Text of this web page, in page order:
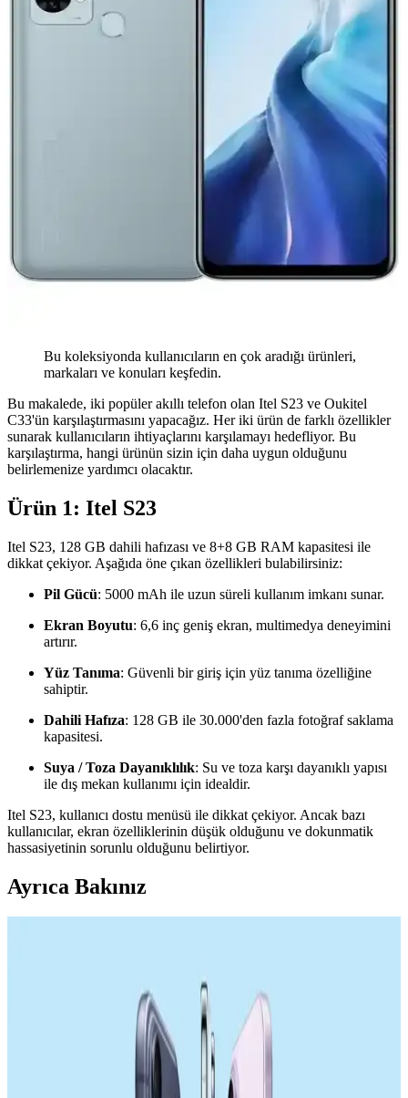
Bu koleksiyonda kullanıcıların en çok aradığı ürünleri,
markaları ve konuları keşfedin.
Bu makalede, iki popüler akıllı telefon olan Itel S23 ve Oukitel
C33'ün karşılaştırmasını yapacağız. Her iki ürün de farklı özellikler
sunarak kullanıcıların ihtiyaçlarını karşılamayı hedefliyor. Bu
karşılaştırma, hangi ürünün sizin için daha uygun olduğunu
belirlemenize yardımcı olacaktır.
Ürün 1: Itel S23
Itel S23, 128 GB dahili hafızası ve 8+8 GB RAM kapasitesi ile
dikkat çekiyor. Aşağıda öne çıkan özellikleri bulabilirsiniz:
Pil Gücü: 5000 mAh ile uzun süreli kullanım imkanı sunar.
Ekran Boyutu: 6,6 inç geniş ekran, multimedya deneyimini
artırır.
Yüz Tanıma: Güvenli bir giriş için yüz tanıma özelliğine
sahiptir.
Dahili Hafıza: 128 GB ile 30.000'den fazla fotoğraf saklama
kapasitesi.
Suya / Toza Dayanıklılık: Su ve toza karşı dayanıklı yapısı
ile dış mekan kullanımı için idealdir.
Itel S23, kullanıcı dostu menüsü ile dikkat çekiyor. Ancak bazı
kullanıcılar, ekran özelliklerinin düşük olduğunu ve dokunmatik
hassasiyetinin sorunlu olduğunu belirtiyor.
Ayrıca Bakınız
Samsung, üç hücreli toplam 18,000 mAh kapasiteli silikon pil
teknolojisiyle akıllı telefonlarda pil ömrünü artırmayı hedefliyor.
Ancak kalınlık ve ısı yönetimi gibi teknik zorluklar bulunuyor.
Samsung Galaxy S26 Ultra Batarya Kapasitesi ve
Enerji Verimliliği Üzerine Detaylı İnceleme